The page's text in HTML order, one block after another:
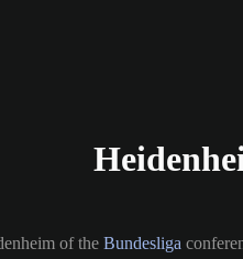
of the Bundesliga